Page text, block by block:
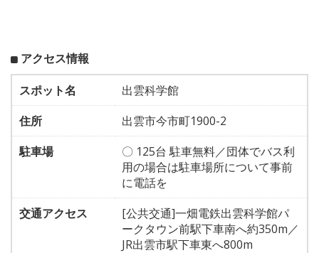
アクセス情報
スポット名
出雲科学館
住所
出雲市今市町1900-2
駐車場
〇 125台 駐車無料／団体でバス利
用の場合は駐車場所について事前
に電話を
交通アクセス
[公共交通]一畑電鉄出雲科学館パ
ークタウン前駅下車南へ約350m／
JR出雲市駅下車東へ800m